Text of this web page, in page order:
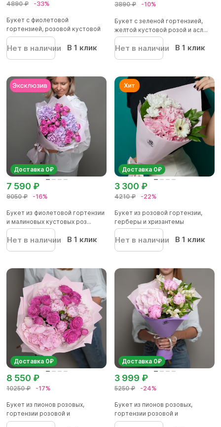
4890 ₽ -33%
Букет с фиолетовой
гортензией, розовой кустовой
розой и...
Нет в наличии В 1 клик
3890 ₽ -10%
Букет с зеленой гортензией,
желтой кустовой розой и асл...
Нет в наличии В 1 клик
Доставка 0₽
9050 ₽ -16%
7 590 ₽
Букет из фиолетовой гортензии
и малиновых кустовых роз...
Нет в наличии В 1 клик
Доставка 0₽
4210 ₽ -22%
3 300 ₽
Букет из розовой гортензии,
герберы и хризантемы
Нет в наличии В 1 клик
Доставка 0₽
10250 ₽ -17%
8 550 ₽
Букет из пионов розовых,
гортензии розовой и
малиновой...
Доставка 0₽
5250 ₽ -24%
3 999 ₽
Букет из пионов розовых,
гортензии розовой и
альстромер...